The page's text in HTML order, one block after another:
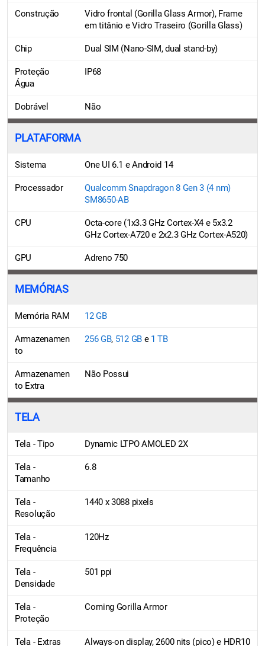
Construção
Vidro frontal (Gorilla Glass Armor), Frame
em titânio e Vidro Traseiro (Gorilla Glass)
Chip Dual SIM (Nano-SIM, dual stand-by)
Proteção
Água
IP68
Dobrável Não
PLATAFORMA
Sistema One UI 6.1 e Android 14
Processador
Qualcomm Snapdragon 8 Gen 3 (4 nm)
SM8650-AB
CPU
Octa-core (1x3.3 GHz Cortex-X4 e 5x3.2
GHz Cortex-A720 e 2x2.3 GHz Cortex-A520)
GPU Adreno 750
MEMÓRIAS
Memória RAM 12 GB
Armazenamen
to
256 GB, 512 GBe 1 TB
Armazenamen
to Extra
Não Possui
TELA
Tela - Tipo Dynamic LTPO AMOLED 2X
Tela -
Tamanho
6.8
Tela -
Resolução
1440 x 3088 pixels
Tela -
Frequência
120Hz
Tela -
Densidade
501 ppi
Tela -
Proteção
Corning Gorilla Armor
Tela - Extras Always-on display, 2600 nits (pico) e HDR10